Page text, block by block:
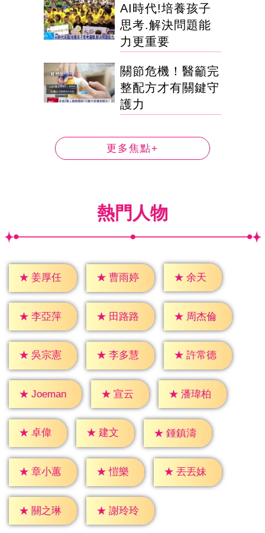
AI時代!培養孩子
思考.解決問題能
力更重要
關節危機！醫籲完
整配方才有關鍵守
護力
更多焦點+
熱門人物
★ 姜厚任 ★ 曹雨婷 ★ 余天
★ 李亞萍 ★ 田路路 ★ 周杰倫
★ 吳宗憲 ★ 李多慧 ★ 許常德
★ Joeman ★ 宣云 ★ 潘瑋柏
★ 卓偉 ★ 建文 ★ 鍾鎮濤
★ 章小蕙 ★ 愷樂 ★ 丟丟妹
★ 關之琳 ★ 謝玲玲